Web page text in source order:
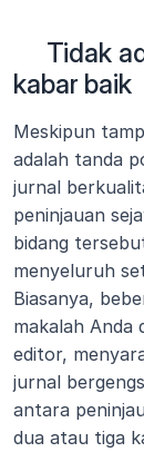
Tidak
kabar baik
Meskipun
adalah tanda
jurnal
peninjauan
bidang
menyeluruh
Biasanya,
makalah Anda
editor,
jurnal
antara
dua atau tiga